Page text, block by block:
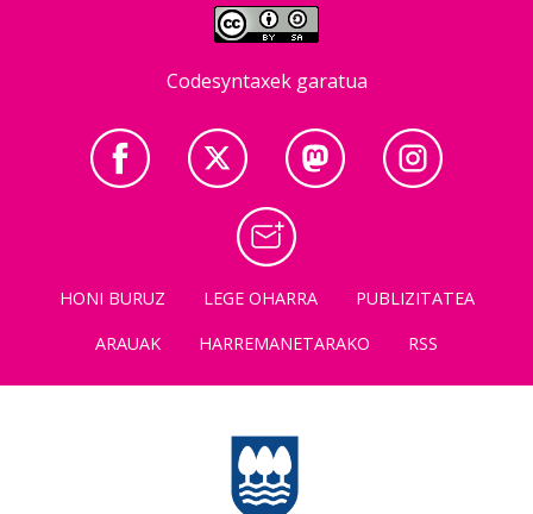
Codesyntaxek garatua
HONI BURUZ LEGE OHARRA
PUBLIZITATEA
ARAUAK
HARREMANETARAKO RSS